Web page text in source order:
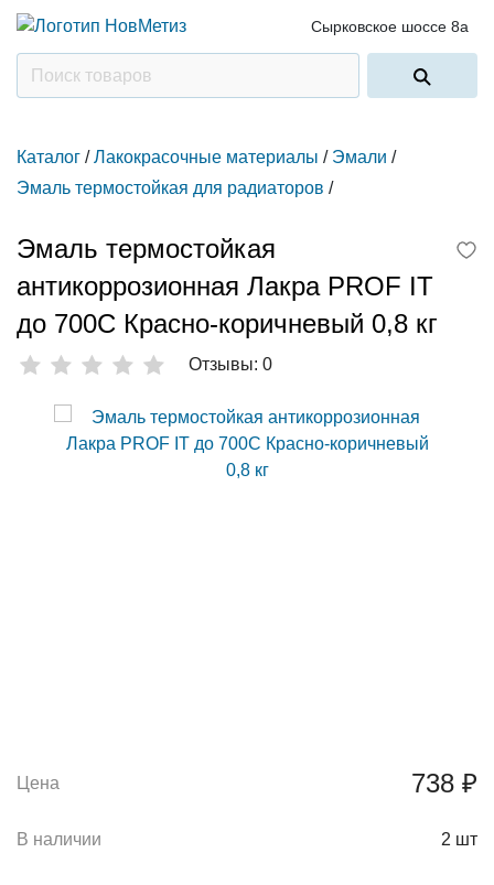
Сырковское шоссе 8а
Каталог / Лакокрасочные материалы / Эмали /
Эмаль термостойкая для радиаторов /
Эмаль термостойкая
антикоррозионная Лакра PROF IT
до 700С Красно-коричневый 0,8 кг
Отзывы: 0
Цена 738 ₽
В наличии 2 шт